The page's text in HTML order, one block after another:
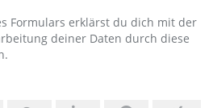
Formulars erklärst du dich mit der
deiner Daten durch diese